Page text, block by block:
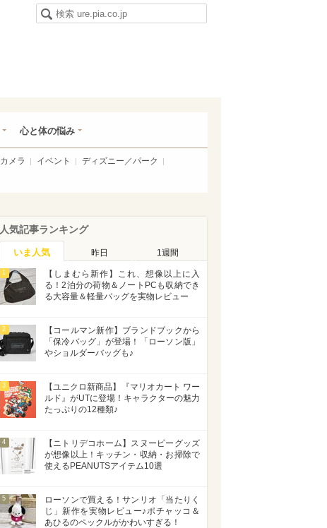
心と体の悩み
カメラ イベント
ディズニー／パーク
>
人気記事ランキング
いま人気 昨日 1週間
1
【しまむら新作】これ、想像以上に入
る！2泊分の荷物＆ノートPCも収納でき
る大容量＆軽量バッグを実物レビュー
2
【コールマン新作】ブランドブックから
「保冷バッグ」が登場！「ローソン版」
やショルダーバッグも♪
3
【ユニクロ新商品】『マリオカート ワー
ルド』がUTに登場！キャラクターの魅力
たっぷりの12種類♪
4
【ニトリデコホーム】スヌーピーグッズ
が想像以上！キッチン・収納・お掃除で
使えるPEANUTSアイテム10選
5
ローソンで買える！サンリオ「当たりく
じ」新作を実物レビュー♪ポチャッコ＆
あひるのペックルがかわいすぎる！